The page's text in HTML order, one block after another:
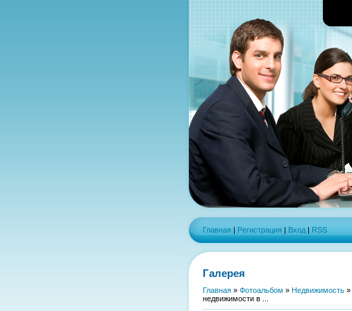
Главная | Регистрация | Вход | RSS
Галерея
Главная » Фотоальбом » Недвижимость »
недвижимости в ...